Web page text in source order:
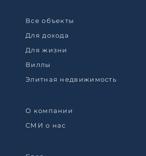
Все объекты
Для дохода
Для жизни
Виллы
Элитная недвижимость
О компании
СМИ о нас